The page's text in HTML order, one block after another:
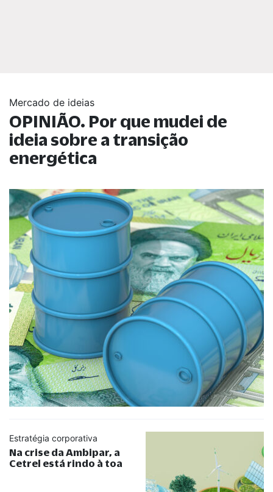
Mercado de ideias
OPINIÃO. Por que mudei de
ideia sobre a transição
energética
Estratégia corporativa
Na crise da Ambipar, a
Cetrel está rindo à toa